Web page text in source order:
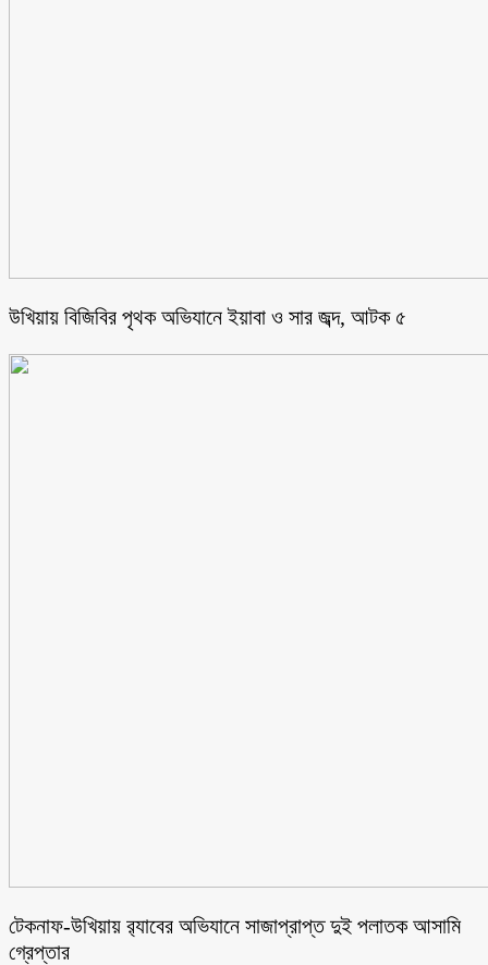
উখিয়ায় বিজিবির পৃথক অভিযানে ইয়াবা ও সার জব্দ, আটক ৫
টেকনাফ-উখিয়ায় র‌্যাবের অভিযানে সাজাপ্রাপ্ত দুই পলাতক আসামি
গ্রেপ্তার